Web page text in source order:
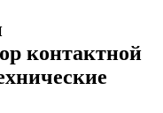
контактной